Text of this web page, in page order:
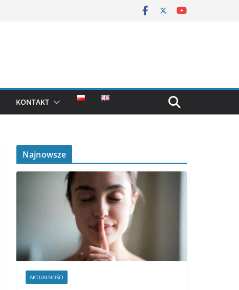
KONTAKT
Najnowsze
AKTUALNOŚCI